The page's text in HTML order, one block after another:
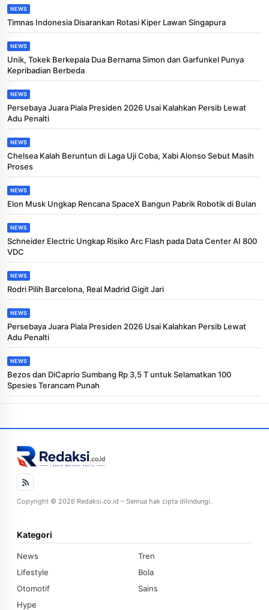
NEWS
Timnas Indonesia Disarankan Rotasi Kiper Lawan Singapura
NEWS
Unik, Tokek Berkepala Dua Bernama Simon dan Garfunkel Punya
Kepribadian Berbeda
NEWS
Persebaya Juara Piala Presiden 2026 Usai Kalahkan Persib Lewat
Adu Penalti
NEWS
Chelsea Kalah Beruntun di Laga Uji Coba, Xabi Alonso Sebut Masih
Proses
NEWS
Elon Musk Ungkap Rencana SpaceX Bangun Pabrik Robotik di Bulan
NEWS
Schneider Electric Ungkap Risiko Arc Flash pada Data Center AI 800
VDC
NEWS
Rodri Pilih Barcelona, Real Madrid Gigit Jari
NEWS
Persebaya Juara Piala Presiden 2026 Usai Kalahkan Persib Lewat
Adu Penalti
NEWS
Bezos dan DiCaprio Sumbang Rp 3,5 T untuk Selamatkan 100
Spesies Terancam Punah
Copyright © 2026 Redaksi.co.id – Semua hak cipta dilindungi.
Kategori
News
Tren
Lifestyle
Bola
Otomotif
Sains
Hype